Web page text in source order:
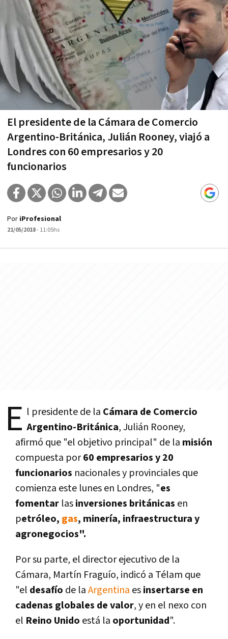
El presidente de la Cámara de Comercio
Argentino-Británica, Julián Rooney, viajó a
Londres con 60 empresarios y 20
funcionarios
Por iProfesional
21/05/2018- 11:05hs
E l presidente de la Cámara de Comercio
Argentino-Británica, Julián Rooney,
afirmó que "el objetivo principal" de la misión
compuesta por60 empresarios y 20
funcionarios nacionales y provinciales que
comienza este lunes en Londres, "es
fomentar lasinversiones británicas en
petróleo, gas, minerí­a, infraestructura y
agronegocios".
Por su parte, el director ejecutivo de la
Cámara, Martí­n Fraguí­o, indicó a Télam que
"el desafí­o de laArgentina esinsertarse en
cadenas globales de valor, y en el nexo con
el Reino Unido está la oportunidad".